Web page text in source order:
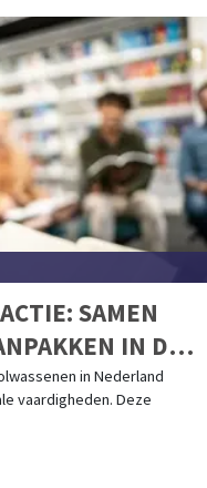
SAMEN
IN DE
in Nederland
vaardigheden. Deze